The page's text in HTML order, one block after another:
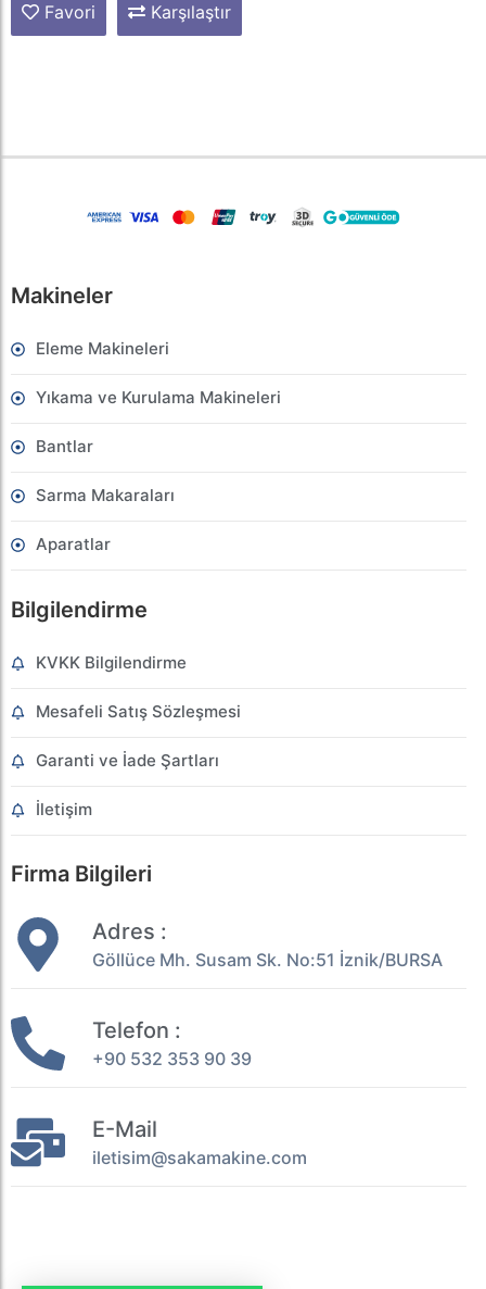
Favori Karşılaştır
Makineler
Eleme Makineleri
Yıkama ve Kurulama Makineleri
Bantlar
Sarma Makaraları
Aparatlar
Bilgilendirme
KVKK Bilgilendirme
Mesafeli Satış Sözleşmesi
Garanti ve İade Şartları
İletişim
Firma Bilgileri
Adres :
Göllüce Mh. Susam Sk. No:51 İznik/BURSA
Telefon :
+90 532 353 90 39
E-Mail
iletisim@sakamakine.com